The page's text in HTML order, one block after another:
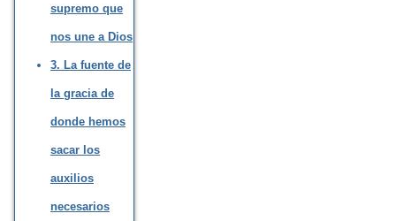
supremo que
nos une a Dios
3. La fuente de
la gracia de
donde hemos
sacar los
auxilios
necesarios